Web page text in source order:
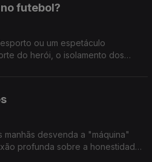
futebol?
ou um espetáculo
do herói, o isolamento dos
manhãs desvenda a "máquina"
profunda sobre a honestidade